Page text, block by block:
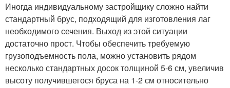
Иногда индивидуальному застройщику сложно найти
стандартный брус, подходящий для изготовления лаг
необходимого сечения. Выход из этой ситуации
достаточно прост. Чтобы обеспечить требуемую
грузоподъемность пола, можно установить рядом
несколько стандартных досок толщиной 5-6 см, увеличив
высоту получившегося бруса на 1-2 см относительно